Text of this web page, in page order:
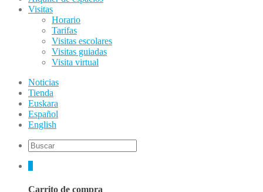
Visitas
Horario
Tarifas
Visitas escolares
Visitas guiadas
Visita virtual
Noticias
Tienda
Euskara
Español
English
Carrito de compra